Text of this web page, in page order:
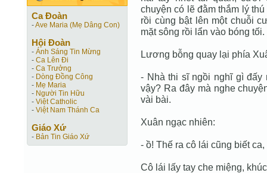
Ca Ðoàn
-Ave Maria (Mẹ Dâng Con)
Hội Ðoàn
- Ánh Sáng Tin Mừng
- Ca Lên Đi
- Ca Trưởng
- Dòng Đồng Công
- Mẹ Maria
- Người Tin Hữu
- Việt Catholic
- Việt Nam Thánh Ca
Giáo Xứ
- Bản Tin Giáo Xứ
chuyện có lẽ đằm thắm lý
rồi cùng bật lên một chuỗi
mặt sông rồi lẩn vào bóng tối.
Lương bỗng quay lại phía
- Nhà thi sĩ ngồi nghĩ gì đấy
vậy? Ra đây mà nghe
vài bài.
Xuân ngạc nhiên:
- ồ! Thế ra cô lái cũng biết
Cô lái lấy tay che miệng,